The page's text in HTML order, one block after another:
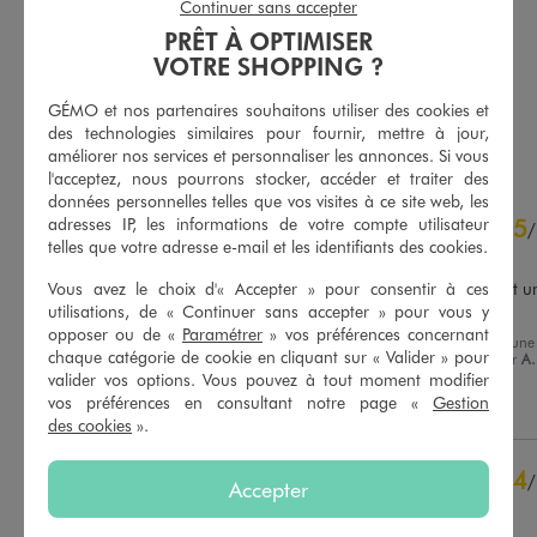
4.5/5 de moyenne
(68 avis)
AJOUTERAU PANIER
5/5 de moyenne
AJOUTER AU PANIER
4.9/5
Basé sur8
avis soumis à un
contrôle
Voir tous les avis sur ce site
5étoiles
4étoiles
1
0
2étoiles
5/
Avis vérifié et récompensé
De magnifiques couleurs et
très belle qualité
Avis du22/07/2026 , suite à une
expérience du09/07/2026 par
Utile(0) Signaler
4/
PRÊT À OPTIMISER
VOTRE SHOPPING ?
GÉMO et nos partenaires souhaitons utiliser des cookies et
des technologies similaires pour fournir, mettre à jour,
améliorer nos services et personnaliser les annonces. Si vous
l'acceptez, nous pourrons stocker, accéder et traiter des
données personnelles telles que vos visites à ce site web, les
adresses IP, les informations de votre compte utilisateur
telles que votre adresse e-mail et les identifiants des cookies.
Vous avez le choix d'« Accepter » pour consentir à ces
utilisations, de « Continuer sans accepter » pour vous y
opposer ou de « Paramétrer » vos préférences concernant
chaque catégorie de cookie en cliquant sur « Valider » pour
valider vos options. Vous pouvez à tout moment modifier
vos préférences en consultant notre page « Gestion
des cookies ».
Accepter
Continuer sans accepter